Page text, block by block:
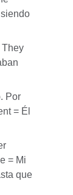
They
Por
= Él
= Mi
que